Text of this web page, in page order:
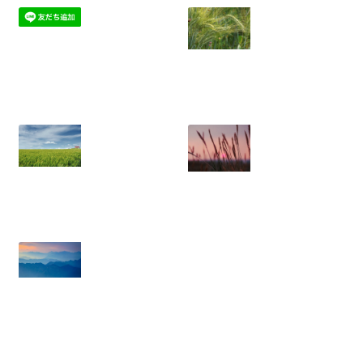
ぐ！メンバー定着
のための実践ノウ
ハウ
と権利収入の可能
性
2025.07.21